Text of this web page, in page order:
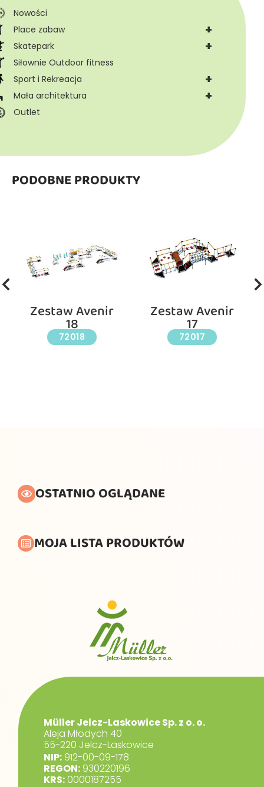
Nowości
+
Place zabaw
+
Skatepark
Siłownie Outdoor fitness
+
Sport i Rekreacja
+
Mała architektura
Outlet
PODOBNE PRODUKTY
Zestaw Avenir
18
72018
Zestaw Avenir
17
72017
OSTATNIO OGLĄDANE
MOJA LISTA PRODUKTÓW
Müller Jelcz-Laskowice Sp. z o. o.
Aleja Młodych 40
55-220 Jelcz-Laskowice
NIP: 912-00-09-178
REGON: 930220196
KRS:0000187255